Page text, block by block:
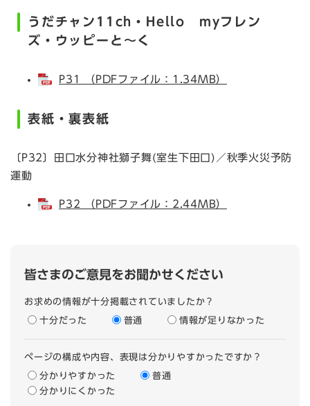
うだチャン11ch・Hello myフレン
ズ・ウッピーと～く
P31 （PDFファイル：1.34MB）
表紙・裏表紙
〔P32〕田口水分神社獅子舞(室生下田口)／秋季火災予防
運動
P32 （PDFファイル：2.44MB）
皆さまのご意見をお聞かせください
お求めの情報が十分掲載されていましたか？
十分だった 普通 情報が足りなかった
ページの構成や内容、表現は分かりやすかったですか？
分かりやすかった
普通
分かりにくかった